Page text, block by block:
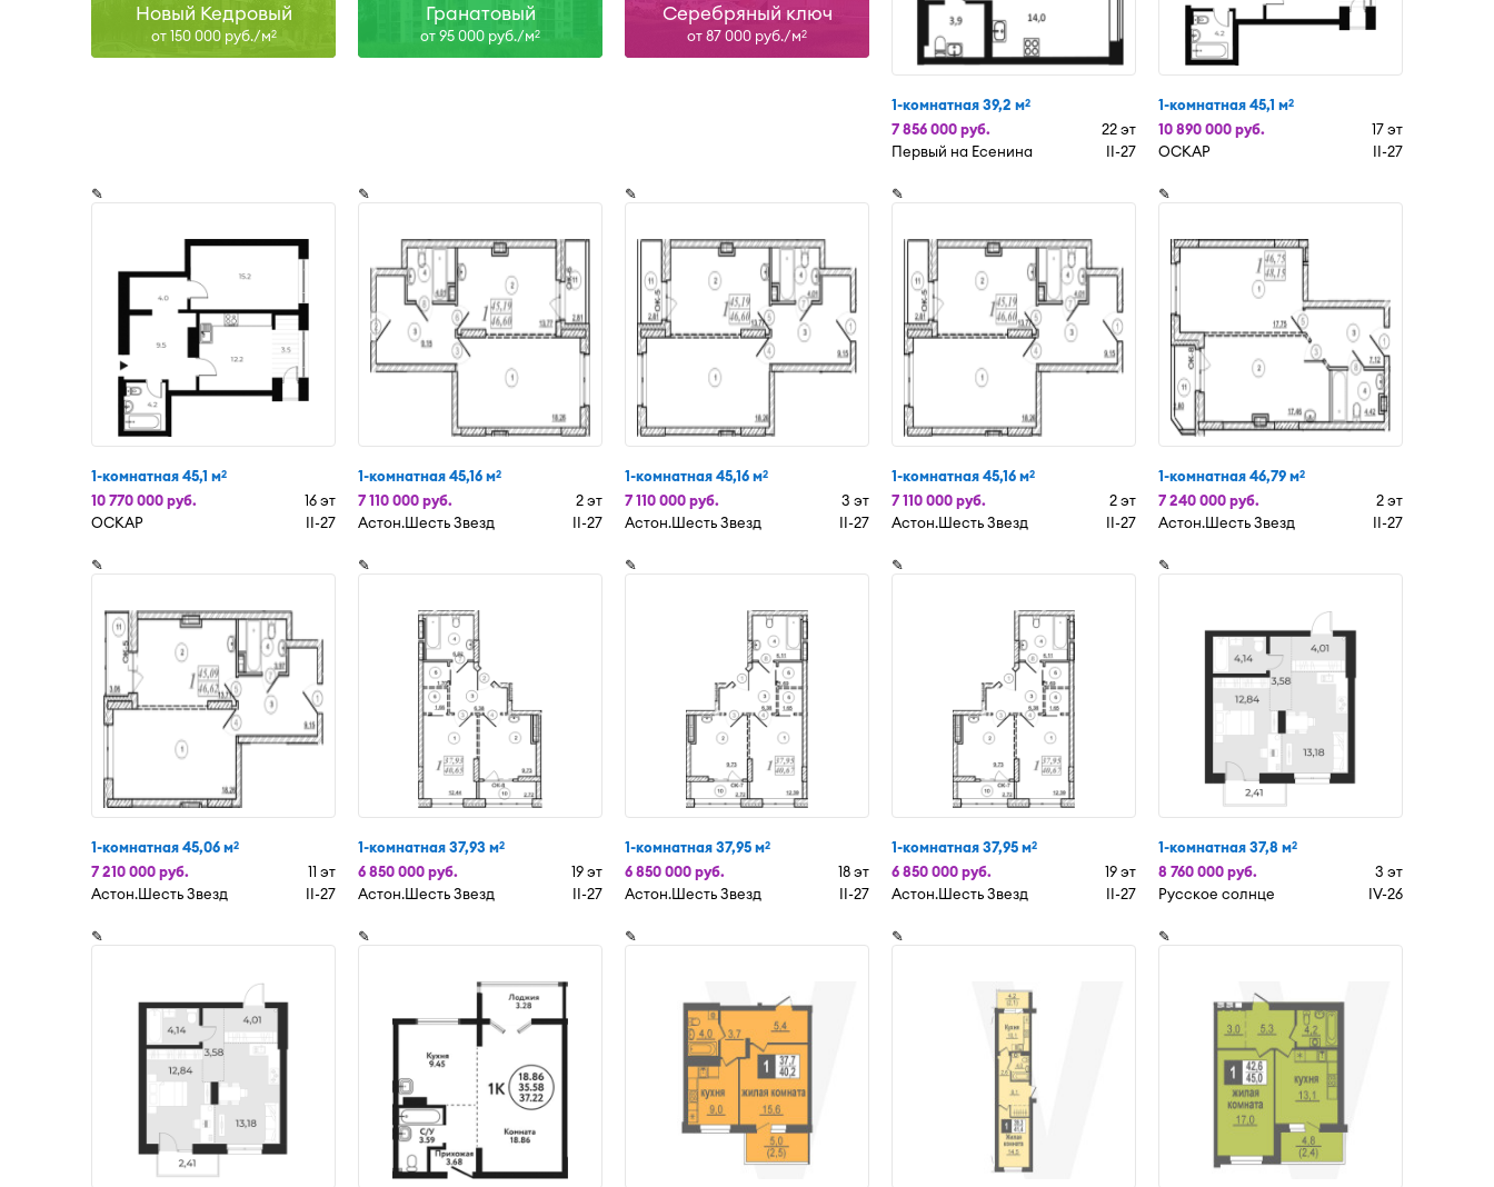
Новый Кедровый
от 150 000 руб./м2
Гранатовый
от 95 000 руб./м2
Серебряный ключ
от 87 000 руб./м2
1-комнатная 39,2 м2
7 856 000 руб.
22 эт
Первый на Есенина
II-27
1-комнатная 45,1 м2
10 890 000 руб.
17 эт
ОСКАР
II-27
✎
1-комнатная 45,1 м2
10 770 000 руб.
16 эт
ОСКАР
II-27
✎
1-комнатная 45,16 м2
7 110 000 руб.
2 эт
Астон.Шесть Звезд
II-27
✎
1-комнатная 45,16 м2
7 110 000 руб.
3 эт
Астон.Шесть Звезд
II-27
✎
1-комнатная 45,16 м2
7 110 000 руб.
2 эт
Астон.Шесть Звезд
II-27
✎
1-комнатная 46,79 м2
7 240 000 руб.
2 эт
Астон.Шесть Звезд
II-27
✎
1-комнатная 45,06 м2
7 210 000 руб.
11 эт
Астон.Шесть Звезд
II-27
✎
1-комнатная 37,93 м2
6 850 000 руб.
19 эт
Астон.Шесть Звезд
II-27
✎
1-комнатная 37,95 м2
6 850 000 руб.
18 эт
Астон.Шесть Звезд
II-27
✎
1-комнатная 37,95 м2
6 850 000 руб.
19 эт
Астон.Шесть Звезд
II-27
✎
1-комнатная 37,8 м2
8 760 000 руб.
3 эт
Русское солнце
IV-26
✎ ✎ ✎ ✎ ✎